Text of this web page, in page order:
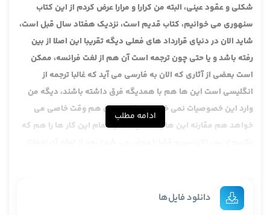
شکلی و عقود عینی، البته من کرارا و مرارا عرض کردم از این کتاب
سنهوری می خوانیم، کتاب قدیم است، نزدیک هفتاد سال قبل است،
شاید الان در دنیای قرارداد های فعلی دیگه تقریبا این اصلا از بین
رفته باشد و یا حتی چون ترجمه است آن هم از لغت فرانسه، ممکن
است بعضی از آثاری که الان به فارسی می آید که غالبا ترجمه از
انگلیسی است این ها هم با همدیگه فرق داشته باشند، دیگه من
وارد این خصوصیات نمی خواهم بشوم چون هم وقت خاصی می
خواهد هم مقارنه این ها با همدیگه، تازه تمام این کار ها را هم که
یک: آشنایی شما فقط اجمالا با اصطلاحات غربی است که، البته این
اصطلاح را عرض کردم چون سریعا دارد عوض می شود و سریعا مسائل
ادامه مطلب
دانلود فایل‌ها